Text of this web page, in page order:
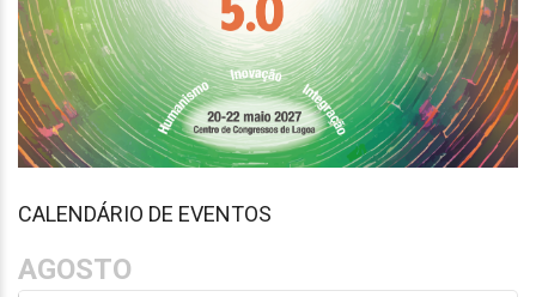
CALENDÁRIO DE EVENTOS
AGOSTO